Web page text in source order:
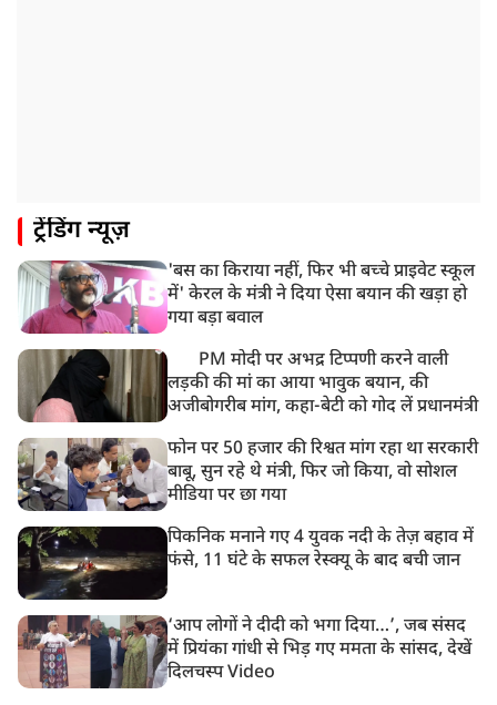
ट्रेंडिंग न्यूज़
'बस का किराया नहीं, फिर भी बच्चे प्राइवेट स्कूल
में' केरल के मंत्री ने दिया ऐसा बयान की खड़ा हो
गया बड़ा बवाल
PM मोदी पर अभद्र टिप्पणी करने वाली
लड़की की मां का आया भावुक बयान, की
अजीबोगरीब मांग, कहा-बेटी को गोद लें प्रधानमंत्री
फोन पर 50 हजार की रिश्वत मांग रहा था सरकारी
बाबू, सुन रहे थे मंत्री, फिर जो किया, वो सोशल
मीडिया पर छा गया
पिकनिक मनाने गए 4 युवक नदी के तेज़ बहाव में
फंसे, 11 घंटे के सफल रेस्क्यू के बाद बची जान
‘आप लोगों ने दीदी को भगा दिया…’, जब संसद
में प्रियंका गांधी से भिड़ गए ममता के सांसद, देखें
दिलचस्प Video